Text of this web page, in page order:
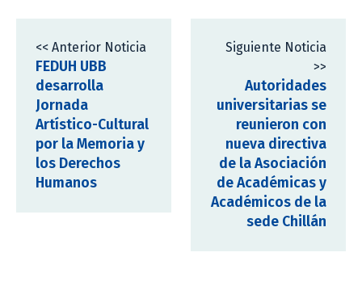
<< Anterior Noticia
FEDUH UBB
desarrolla
Jornada
Artístico-Cultural
por la Memoria y
los Derechos
Humanos
Siguiente Noticia
>>
Autoridades
universitarias se
reunieron con
nueva directiva
de la Asociación
de Académicas y
Académicos de la
sede Chillán